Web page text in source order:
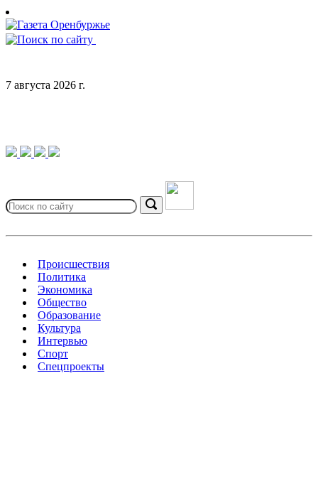
Skip
to
content
7 августа 2026 г.
for:
Search
Происшествия
Политика
Экономика
Общество
Образование
Культура
Интервью
Спорт
Спецпроекты